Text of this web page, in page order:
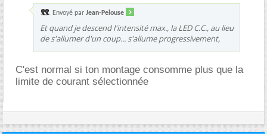
Envoyé par Jean-Pelouse
Et quand je descend l'intensité max., la LED C.C., au lieu
de s'allumer d'un coup... s'allume progressivement,
C'est normal si ton montage consomme plus que la
limite de courant sélectionnée